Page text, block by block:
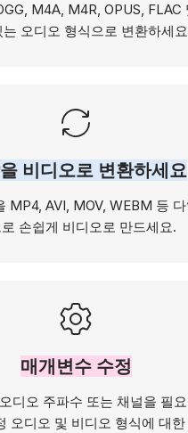
M4A, M4R, OPUS, FLAC
는 오디오 형식으로 변환하세
비디오로 변환하세요
MP4, AVI, MOV, WEBM 등
손쉽게 비디오로 만드세요.
매개변수 수정
디오 주파수 또는 채널을 필
오디오 및 비디오 형식에 대